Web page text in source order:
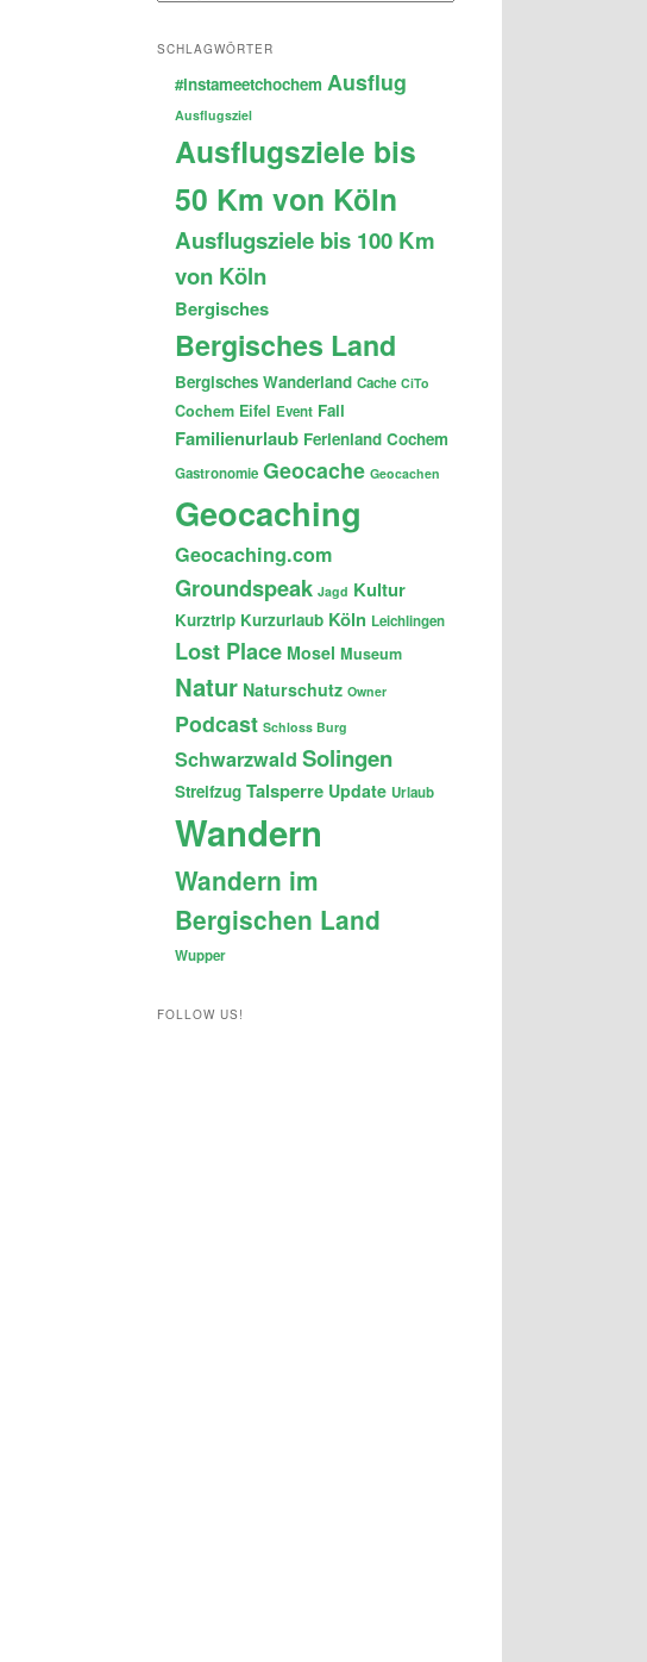
SCHLAGWÖRTER
#instameetchochem Ausflug
Ausflugsziel
Ausflugsziele bis
50 Km von Köln
Ausflugsziele bis 100 Km
von Köln
Bergisches
Bergisches Land
Bergisches Wanderland Cache CiTo
Cochem Eifel Event Fail
Familienurlaub Ferienland Cochem
Gastronomie Geocache Geocachen
Geocaching
Geocaching.com
Groundspeak Jagd Kultur
Kurztrip Kurzurlaub Köln Leichlingen
Lost Place Mosel Museum
Natur Naturschutz Owner
Podcast Schloss Burg
Schwarzwald Solingen
Streifzug Talsperre Update Urlaub
Wandern
Wandern im
Bergischen Land
Wupper
FOLLOW US!